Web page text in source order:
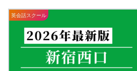
英会話スクール